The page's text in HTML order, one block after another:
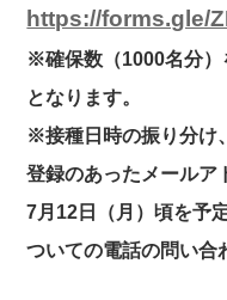
https://forms.gle/
※確保数（1000名分）
となります。
※接種日時の振り分け
登録のあったメールア
7月12日（月）頃を予
ついての電話の問い合